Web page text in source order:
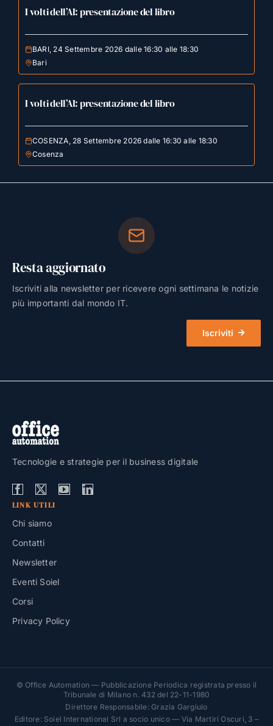
I volti dell’AI: presentazione del libro
BARI, 24 Settembre 2026 dalle 16:30 alle 18:30
Bari
I volti dell’AI: presentazione del libro
COSENZA, 28 Settembre 2026 dalle 16:30 alle 18:30
Cosenza
Resta aggiornato
Iscriviti alla newsletter per ricevere ogni settimana le notizie
più importanti dal mondo IT.
Iscriviti
Tecnologie e strategie per il business digitale
LINK UTILI
Chi siamo
Contatti
Newsletter
Eventi Soiel
Corsi
Privacy Policy
© Office Automation — Pubblicazione Periodica registrata presso il
Tribunale di Milano n. 432 del 22-11-1980
Direttore Responsabile: Grazia Gargiulo
Editore: Soiel International Srl a socio unico — Via Martiri Oscuri, 3 –